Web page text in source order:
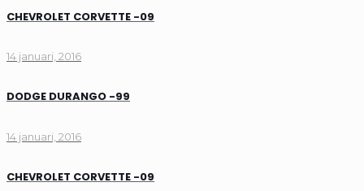
CHEVROLET CORVETTE -09
14 januari, 2016
DODGE DURANGO -99
14 januari, 2016
CHEVROLET CORVETTE -09